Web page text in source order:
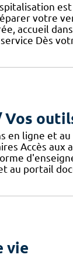
est
votre
accueil
Dès
Vos
en ligne et
Accès aux
au portail
vie